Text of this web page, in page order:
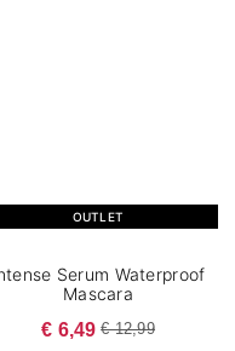
OUTLET
Serum Waterproof
Mascara
€ 6,49 € 12,99